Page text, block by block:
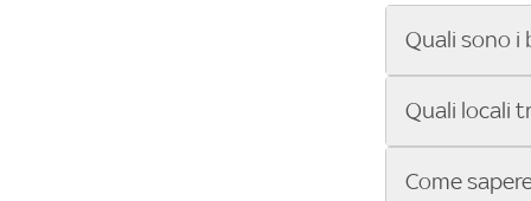
Quali sono i
Se cerchi un
ENILIVE, la
Sky Bar ti
Quali locali
Vuoi sapere
Come